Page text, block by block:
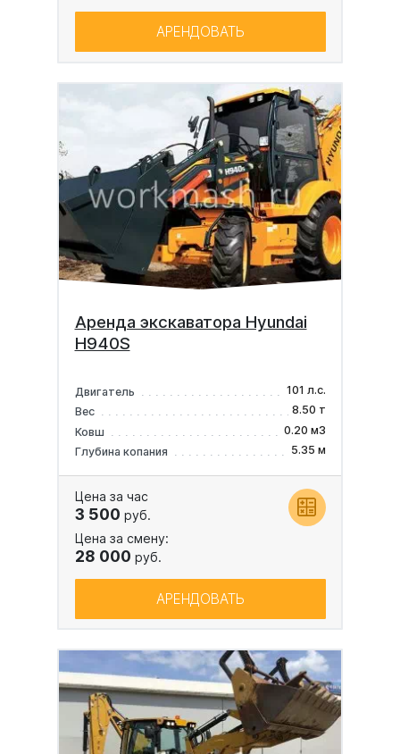
АРЕНДОВАТЬ
Аренда экскаватора Hyundai
H940S
Двигатель
101 л.с.
Вес
8.50 т
Ковш
0.20 м3
Глубина копания
5.35 м
Цена за час
3 500 руб.
Цена за смену:
28 000 руб.
АРЕНДОВАТЬ